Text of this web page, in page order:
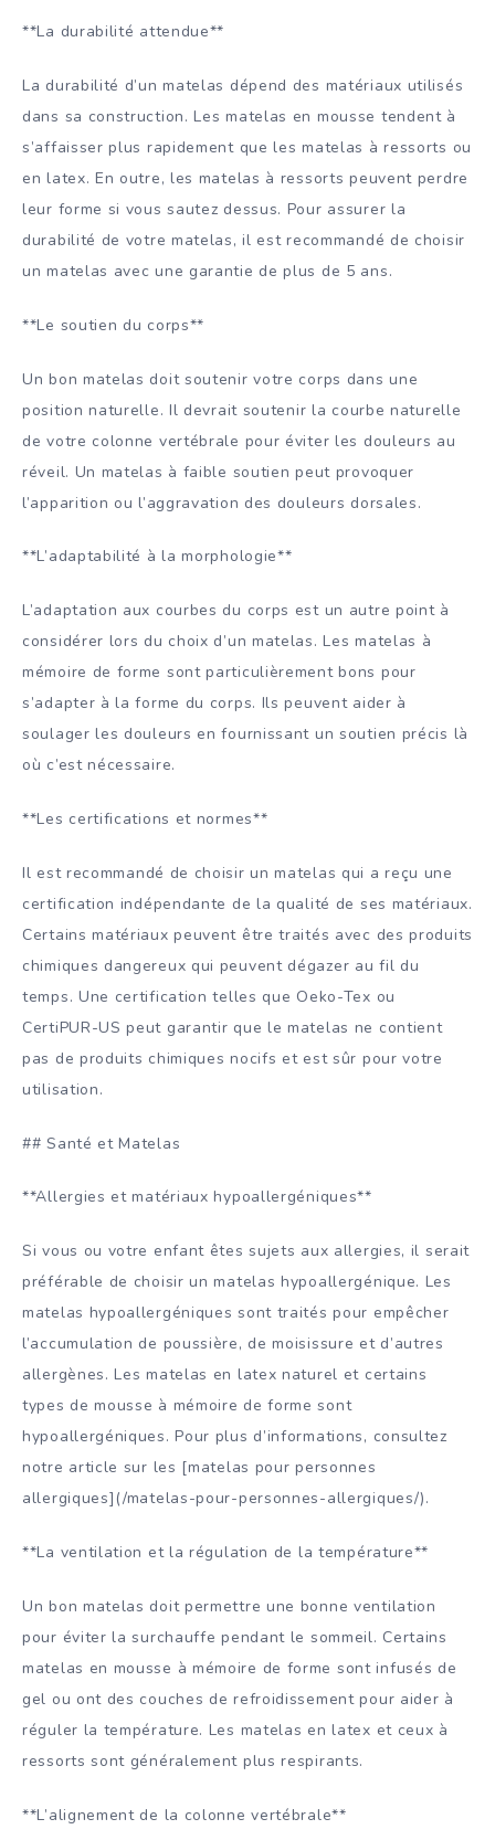
**La durabilité attendue**
La durabilité d’un matelas dépend des matériaux utilisés
dans sa construction. Les matelas en mousse tendent à
s’affaisser plus rapidement que les matelas à ressorts ou
en latex. En outre, les matelas à ressorts peuvent perdre
leur forme si vous sautez dessus. Pour assurer la
durabilité de votre matelas, il est recommandé de choisir
un matelas avec une garantie de plus de 5 ans.
**Le soutien du corps**
Un bon matelas doit soutenir votre corps dans une
position naturelle. Il devrait soutenir la courbe naturelle
de votre colonne vertébrale pour éviter les douleurs au
réveil. Un matelas à faible soutien peut provoquer
l’apparition ou l’aggravation des douleurs dorsales.
**L’adaptabilité à la morphologie**
L’adaptation aux courbes du corps est un autre point à
considérer lors du choix d’un matelas. Les matelas à
mémoire de forme sont particulièrement bons pour
s’adapter à la forme du corps. Ils peuvent aider à
soulager les douleurs en fournissant un soutien précis là
où c’est nécessaire.
**Les certifications et normes**
Il est recommandé de choisir un matelas qui a reçu une
certification indépendante de la qualité de ses matériaux.
Certains matériaux peuvent être traités avec des produits
chimiques dangereux qui peuvent dégazer au fil du
temps. Une certification telles que Oeko-Tex ou
CertiPUR-US peut garantir que le matelas ne contient
pas de produits chimiques nocifs et est sûr pour votre
utilisation.
## Santé et Matelas
**Allergies et matériaux hypoallergéniques**
Si vous ou votre enfant êtes sujets aux allergies, il serait
préférable de choisir un matelas hypoallergénique. Les
matelas hypoallergéniques sont traités pour empêcher
l’accumulation de poussière, de moisissure et d’autres
allergènes. Les matelas en latex naturel et certains
types de mousse à mémoire de forme sont
hypoallergéniques. Pour plus d’informations, consultez
notre article sur les [matelas pour personnes
allergiques](/matelas-pour-personnes-allergiques/).
**La ventilation et la régulation de la température**
Un bon matelas doit permettre une bonne ventilation
pour éviter la surchauffe pendant le sommeil. Certains
matelas en mousse à mémoire de forme sont infusés de
gel ou ont des couches de refroidissement pour aider à
réguler la température. Les matelas en latex et ceux à
ressorts sont généralement plus respirants.
**L’alignement de la colonne vertébrale**